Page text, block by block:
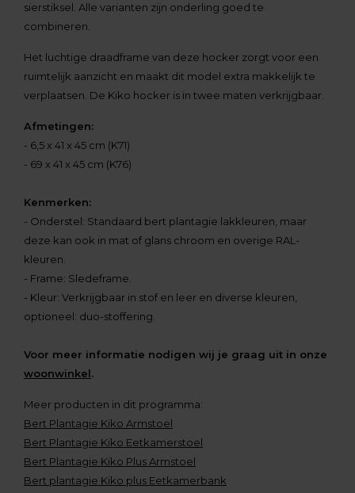
sierstiksel. Alle varianten zijn onderling goed te
combineren.
Het luchtige draadframe van deze hocker zorgt voor een
ruimtelijk aanzicht en maakt dit model extra makkelijk te
verplaatsen. De Kiko hocker is in twee maten verkrijgbaar.
Afmetingen:
- 6,5 x 41 x 45 cm (K71)
- 69 x 41 x 45 cm (K76)
Kenmerken:
- Onderstel: Standaard bert plantagie lakkleuren, maar
deze kan ook in mat of glans chroom en overige RAL-
kleuren.
- Frame: Sledeframe.
- Kleur: Verkrijgbaar in stof en leer en diverse kleuren,
optioneel: duo-stoffering.
Voor meer informatie nodigen wij je graag uit in onze
woonwinkel.
Meer producten in dit programma:
Bert Plantagie Kiko Armstoel
Bert Plantagie Kiko Eetkamerstoel
Bert Plantagie Kiko Plus Armstoel
Bert plantagie Kiko plus Eetkamerbank